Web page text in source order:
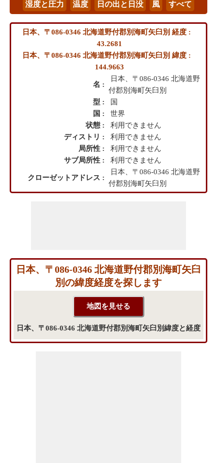
日本、〒086-0346 北海道野付郡別海町矢臼別 経度 :
43.2681
日本、〒086-0346 北海道野付郡別海町矢臼別 緯度 :
144.9663
名 :
日本、〒086-0346 北海道野
付郡別海町矢臼別
型 :
国
国 :
世界
状態 :
利用できません
ディストリ :
利用できません
局所性 :
利用できません
サブ局所性 :
利用できません
クローゼットアドレス :
日本、〒086-0346 北海道野
付郡別海町矢臼別
日本、〒086-0346 北海道野付郡別海町矢臼
別の緯度経度を探します
日本、〒086-0346 北海道野付郡別海町矢臼別緯度と経度